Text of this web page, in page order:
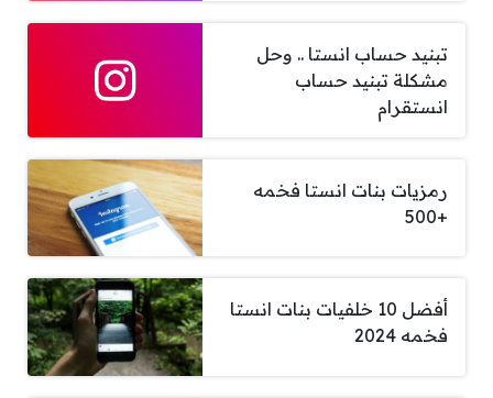
تبنيد حساب انستا .. وحل
مشكلة تبنيد حساب
انستقرام
رمزيات بنات انستا فخمه
+500
أفضل 10 خلفيات بنات انستا
فخمه 2024